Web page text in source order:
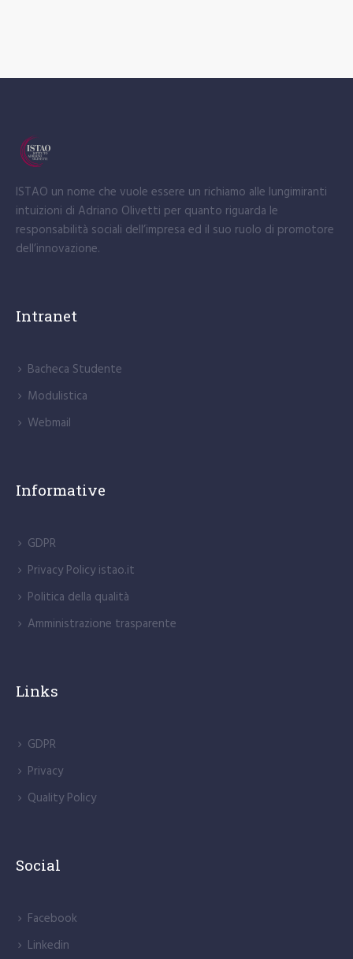
ISTAO un nome che vuole essere un richiamo alle lungimiranti
intuizioni di Adriano Olivetti per quanto riguarda le
responsabilità sociali dell’impresa ed il suo ruolo di promotore
dell’innovazione.
Intranet
Bacheca Studente
Modulistica
Webmail
Informative
GDPR
Privacy Policy istao.it
Politica della qualità
Amministrazione trasparente
Links
GDPR
Privacy
Quality Policy
Social
Facebook
Linkedin